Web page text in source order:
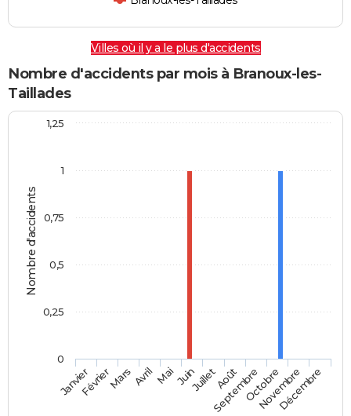
Villes où il y a le plus d'accidents
Nombre d'accidents par mois à Branoux-les-
Taillades
Nombre d'accidents
JanvierFévrierMars AvrilMaiJuinJuilletAoût
SeptembreOctobre
Novembre
Décembre
0
1
0,25
0,5
0,75
1,25